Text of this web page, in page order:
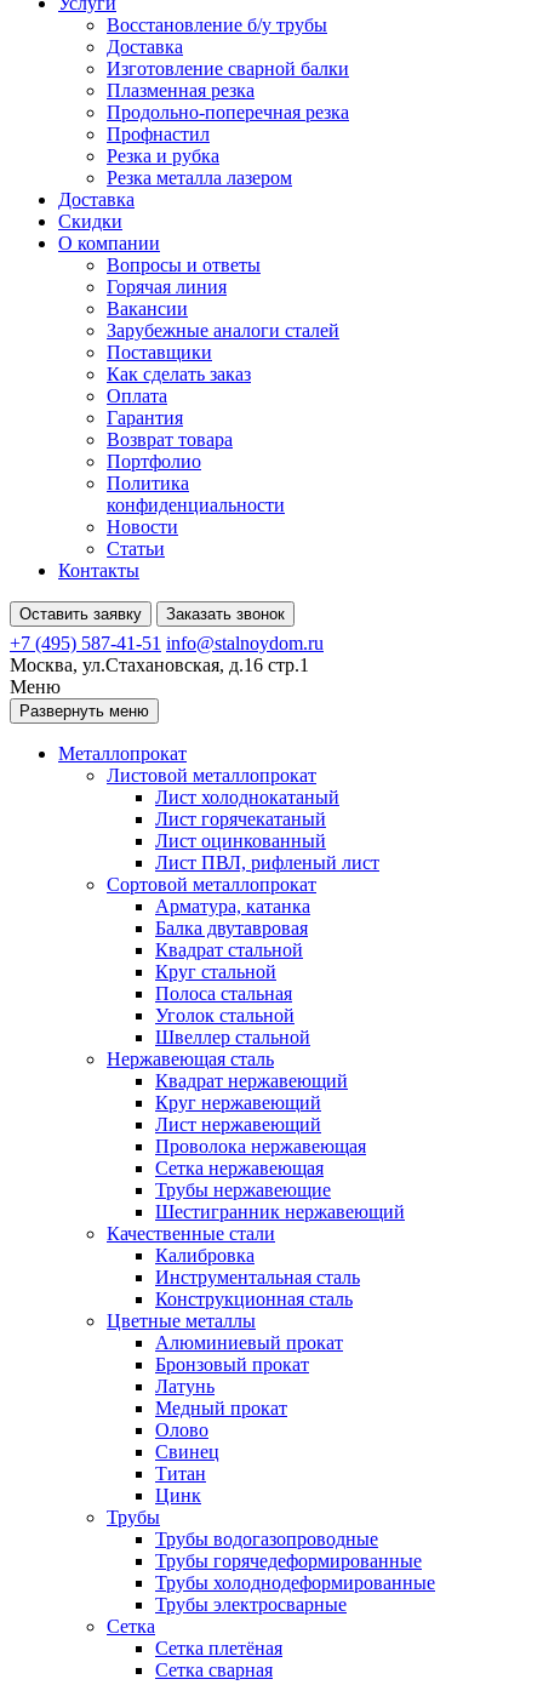
Восстановление б/у трубы
Доставка
Изготовление сварной балки
Плазменная резка
Продольно-поперечная резка
Профнастил
Резка и рубка
Резка металла лазером
Доставка
Скидки
О компании
Вопросы и ответы
Горячая линия
Вакансии
Зарубежные аналоги сталей
Поставщики
Как сделать заказ
Оплата
Гарантия
Возврат товара
Портфолио
Политика
конфиденциальности
Новости
Статьи
Контакты
Оставить заявку Заказать звонок
+7 (495) 587-41-51 info@stalnoydom.ru
Москва, ул.Стахановская, д.16 стр.1
Меню
Развернуть меню
Металлопрокат
Листовой металлопрокат
Лист холоднокатаный
Лист горячекатаный
Лист оцинкованный
Лист ПВЛ, рифленый лист
Сортовой металлопрокат
Арматура, катанка
Балка двутавровая
Квадрат стальной
Круг стальной
Полоса стальная
Уголок стальной
Швеллер стальной
Нержавеющая сталь
Квадрат нержавеющий
Круг нержавеющий
Лист нержавеющий
Проволока нержавеющая
Сетка нержавеющая
Трубы нержавеющие
Шестигранник нержавеющий
Качественные стали
Калибровка
Инструментальная сталь
Конструкционная сталь
Цветные металлы
Алюминиевый прокат
Бронзовый прокат
Латунь
Медный прокат
Олово
Свинец
Титан
Цинк
Трубы
Трубы водогазопроводные
Трубы горячедеформированные
Трубы холоднодеформированные
Трубы электросварные
Сетка
Сетка плетёная
Сетка сварная